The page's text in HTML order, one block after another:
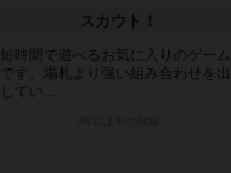
スカウト！
短時間で遊べるお気に入りのゲーム
です。場札より強い組み合わせを出
してい...